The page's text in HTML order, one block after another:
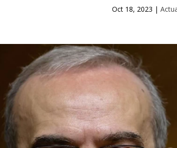
Oct 18, 2023 |